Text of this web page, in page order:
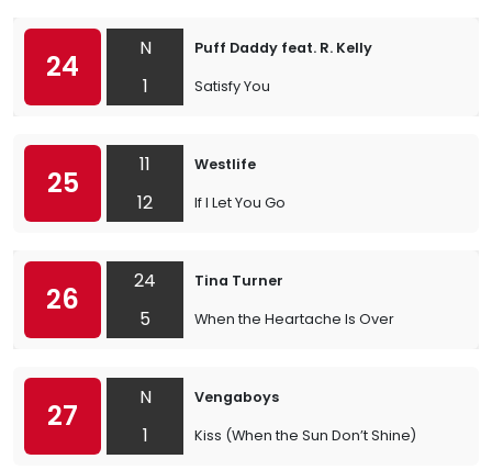
24
N
1
Puff Daddy feat. R. Kelly
Satisfy You
25
11
12
Westlife
If I Let You Go
26
24
5
Tina Turner
When the Heartache Is Over
27
N
1
Vengaboys
Kiss (When the Sun Don’t Shine)